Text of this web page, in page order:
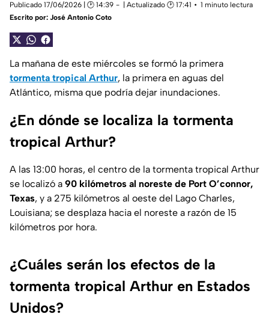
Publicado 17/06/2026 | 🕑 14:39 | Actualizado 🕑 17:41
1 minuto lectura
Escrito por: José Antonio Coto
La mañana de este miércoles se formó la primera
tormenta tropical Arthur, la primera en aguas del
Atlántico, misma que podría dejar inundaciones.
¿En dónde se localiza la tormenta
tropical Arthur?
A las 13:00 horas, el centro de la tormenta tropical Arthur
se localizó a 90 kilómetros al noreste de Port O’connor,
Texas, y a 275 kilómetros al oeste del Lago Charles,
Louisiana; se desplaza hacia el noreste a razón de 15
kilómetros por hora.
¿Cuáles serán los efectos de la
tormenta tropical Arthur en Estados
Unidos?